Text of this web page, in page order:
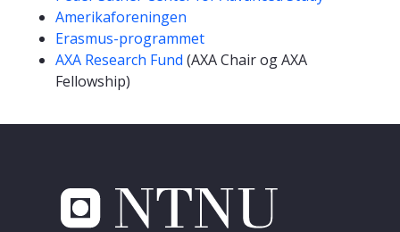
Amerikaforeningen
Erasmus-programmet
AXA Research Fund (AXA Chair og AXA
Fellowship)